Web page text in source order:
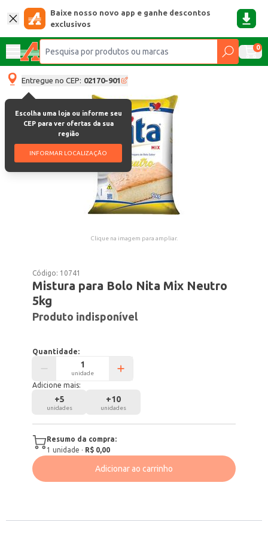
Baixe nosso novo app e ganhe descontos
exclusivos
0
Entregue no CEP: 02170-901
Escolha uma loja ou informe seu
CEP para ver ofertas da sua
região
INFORMAR LOCALIZAÇÃO
Clique na imagem para ampliar.
Código: 10741
Mistura para Bolo Nita Mix Neutro
5kg
Produto indisponível
Quantidade:
unidade
Adicione mais:
+5
unidades
+10
unidades
Resumo da compra:
1 unidade · R$ 0,00
Adicionar ao carrinho